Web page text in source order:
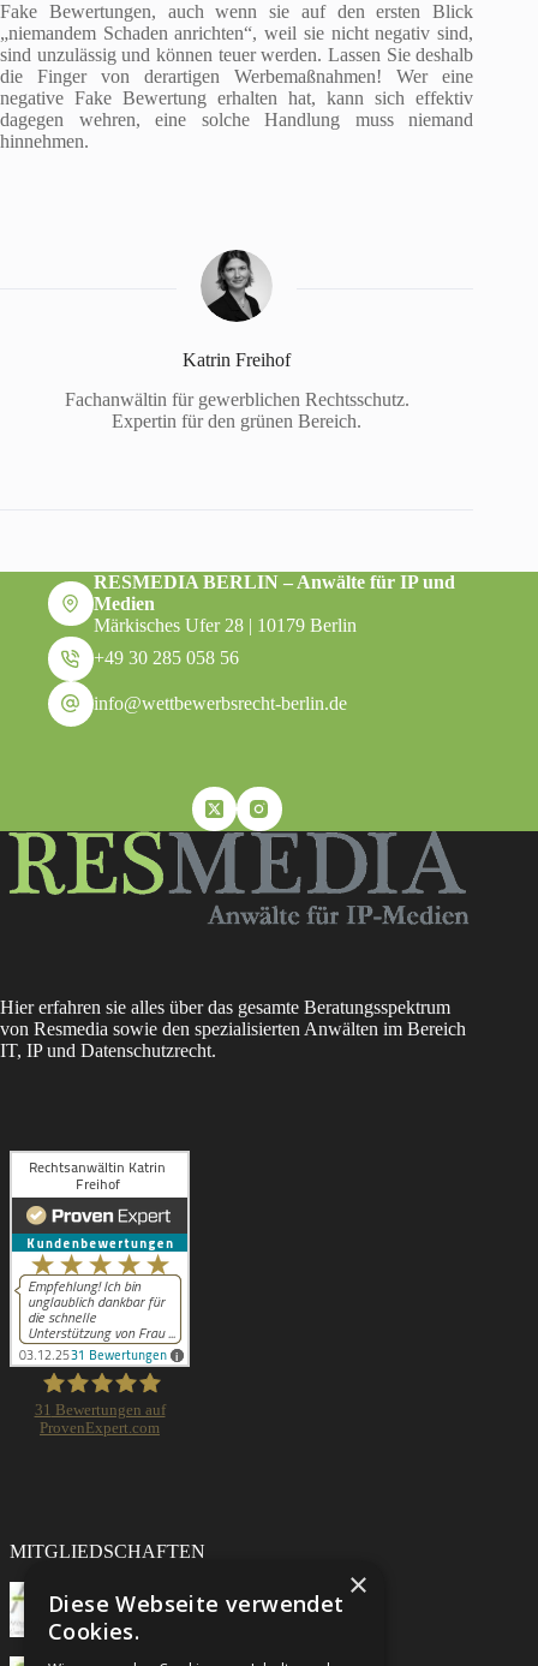
Fake Bewertungen, auch wenn sie auf den ersten Blick
„niemandem Schaden anrichten“, weil sie nicht negativ sind,
sind unzulässig und können teuer werden. Lassen Sie deshalb
die Finger von derartigen Werbemaßnahmen! Wer eine
negative Fake Bewertung erhalten hat, kann sich effektiv
dagegen wehren, eine solche Handlung muss niemand
hinnehmen.
Katrin Freihof
Fachanwältin für gewerblichen Rechtsschutz.
Expertin für den grünen Bereich.
RESMEDIA BERLIN – Anwälte für IP und
Medien
Märkisches Ufer 28 | 10179 Berlin
+49 30 285 058 56
info@wettbewerbsrecht-berlin.de
Hier erfahren sie alles über das gesamte Beratungsspektrum
von Resmedia sowie den spezialisierten Anwälten im Bereich
IT, IP und Datenschutzrecht.
31 Bewertungen auf
ProvenExpert.com
MITGLIEDSCHAFTEN
×
Diese Webseite verwendet
Cookies.